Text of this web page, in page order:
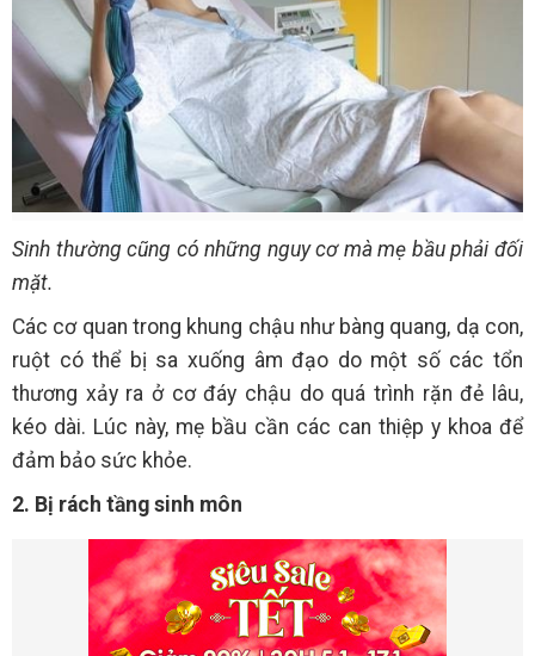
Sinh thường cũng có những nguy cơ mà mẹ bầu phải đối
mặt.
Các cơ quan trong khung chậu như bàng quang, dạ con,
ruột có thể bị sa xuống âm đạo do một số các tổn
thương xảy ra ở cơ đáy chậu do quá trình rặn đẻ lâu,
kéo dài. Lúc này, mẹ bầu cần các can thiệp y khoa để
đảm bảo sức khỏe.
2. Bị rách tầng sinh môn